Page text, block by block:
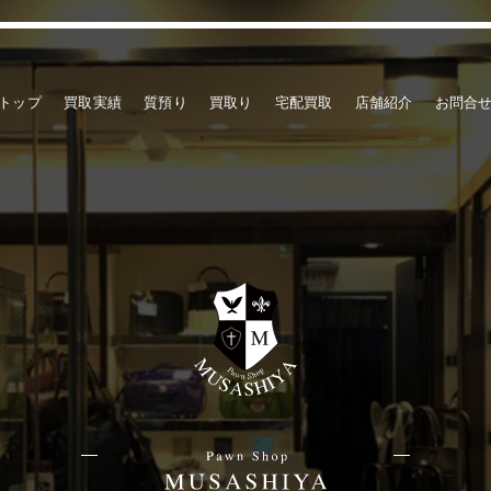
ップ 買取実績 質預り 買取り 宅配買取 店舗紹介 お問合